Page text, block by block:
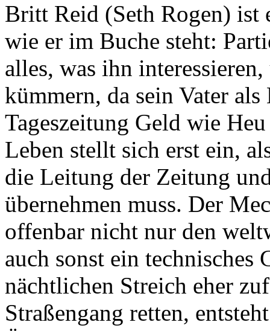
Britt Reid (Seth Rogen) ist
wie er im Buche steht:
alles, was ihn
kümmern, da sein Vater
Tageszeitung Geld wie
Leben stellt sich erst ein,
die Leitung der Zeitung
übernehmen muss. Der
offenbar nicht nur den
auch sonst ein technisches
nächtlichen Streich eher
Straßengang retten,